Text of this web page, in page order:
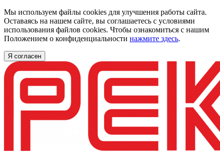
Мы используем файлы cookies для улучшения работы сайта.
Оставаясь на нашем сайте, вы соглашаетесь с условиями
использования файлов cookies. Чтобы ознакомиться с нашим
Положением о конфиденциальности нажмите здесь.
Я согласен